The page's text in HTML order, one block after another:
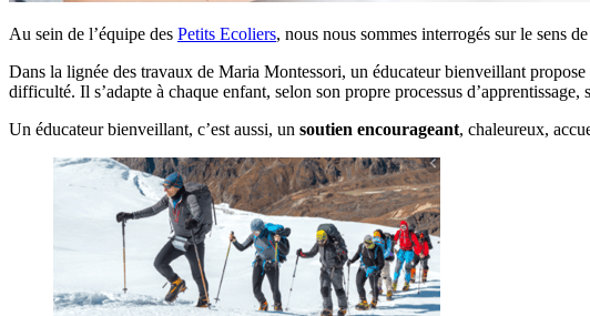
Au sein de l’équipe des Petits Ecoliers, nous nous sommes interrogés sur le sens
Dans la lignée des travaux de Maria Montessori, un éducateur bienveillant propose
difficulté. Il s’adapte à chaque enfant, selon son propre processus d’apprentissage,
Un éducateur bienveillant, c’est aussi, un soutien encourageant, chaleureux,